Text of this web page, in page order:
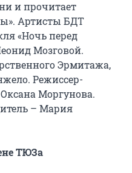
и прочитает
Артисты БДТ
«Ночь перед
Мозговой.
Эрмитажа,
Режиссер-
Моргунова.
– Мария
ТЮЗа